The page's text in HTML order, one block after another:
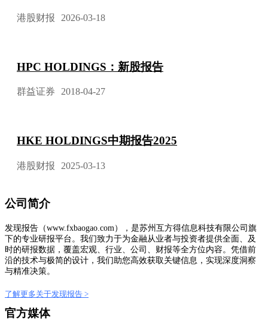
港股财报 2026-03-18
HPC HOLDINGS：新股报告
群益证券 2018-04-27
HKE HOLDINGS中期报告2025
港股财报 2025-03-13
公司简介
发现报告（www.fxbaogao.com），是苏州互方得信息科技有限公司旗
下的专业研报平台。我们致力于为金融从业者与投资者提供全面、及
时的研报数据，覆盖宏观、行业、公司、财报等全方位内容。凭借前
沿的技术与极简的设计，我们助您高效获取关键信息，实现深度洞察
与精准决策。
了解更多关于发现报告 >
官方媒体